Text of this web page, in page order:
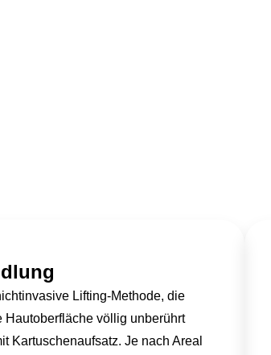
Lifting-Methode, die
Hautoberfläche völlig unberührt
Kartuschenaufsatz. Je nach Areal